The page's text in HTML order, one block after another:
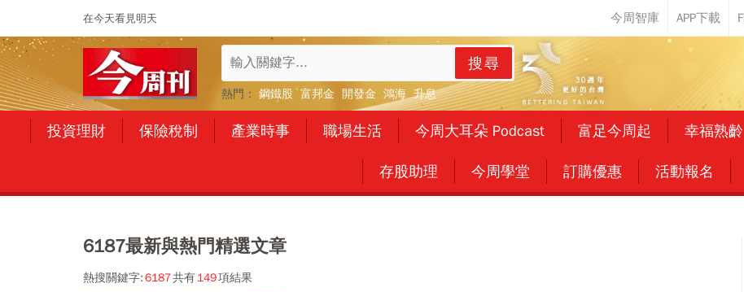
在今天看見明天
搜尋
熱門： 鋼鐵股 富邦金 開發金 鴻海 升息
投資理財 保險稅制 產業時事 職場生活 今周大耳朵 Podcast 富足今周起 幸福熟齡
存股助理 今周學堂 訂購優惠 活動報名
6187最新與熱門精選文章
熱搜關鍵字:6187共有149項結果